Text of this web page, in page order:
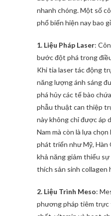
nhanh chóng. Một số
phổ biến hiện nay bao
1. Liệu Pháp Laser:
bước đột phá trong
Khi tia laser tác động
năng lượng ánh sáng
phá hủy các tế bào
phẫu thuật can thiệp
này không chỉ được áp
Nam mà còn là lựa
phát triển như Mỹ, Hàn
khả năng giảm thiểu
thích sản sinh collagen
2. Liệu Trình Meso:
phương pháp tiêm